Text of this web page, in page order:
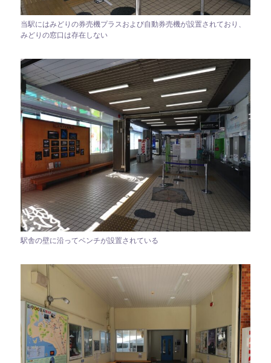
当駅にはみどりの券売機プラスおよび自動券売機が設置されており、
みどりの窓口は存在しない
駅舎の壁に沿ってベンチが設置されている